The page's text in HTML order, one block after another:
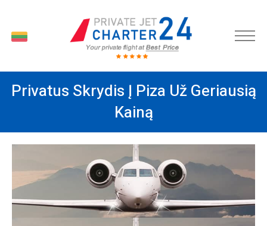
Privatus Skrydis Į Piza Už Geriausią
Kainą